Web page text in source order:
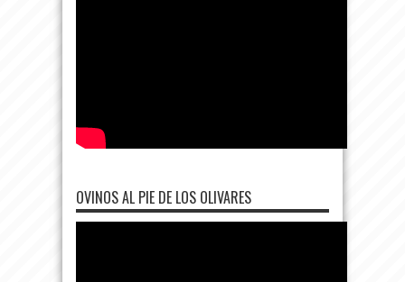
OVINOS AL PIE DE LOS OLIVARES